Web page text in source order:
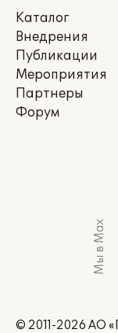
Каталог
Внедрения
Публикации
Мероприятия
Партнеры
Форум
Мы в Max
© 2011-2026 АО